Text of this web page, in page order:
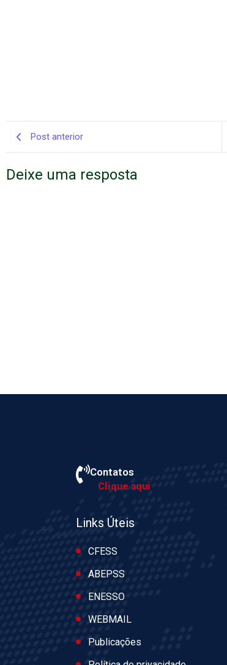
Post anterior
Deixe uma resposta
Contatos
Clique aqui
Links Úteis
CFESS
ABEPSS
ENESSO
WEBMAIL
Publicações